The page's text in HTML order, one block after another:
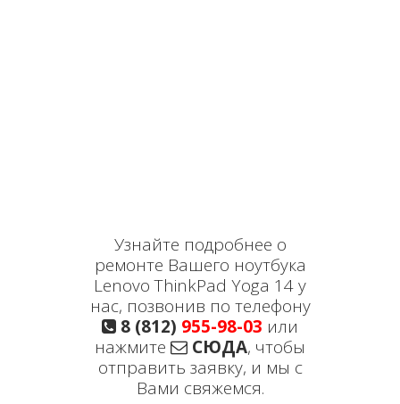
Узнайте подробнее о
ремонте Вашего ноутбука
Lenovo ThinkPad Yoga 14 у
нас, позвонив по телефону
8 (812) 955-98-03 или
нажмите
СЮДА, чтобы
отправить заявку, и мы с
Вами свяжемся.